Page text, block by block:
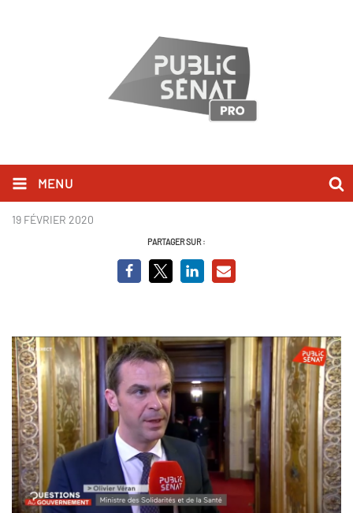
MENU
Olivier Véran.PNG
19 FÉVRIER 2020
PARTAGER SUR :